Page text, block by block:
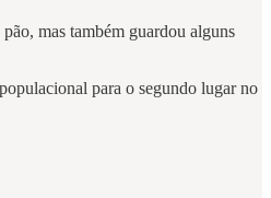
mas também guardou alguns
para o segundo lugar no